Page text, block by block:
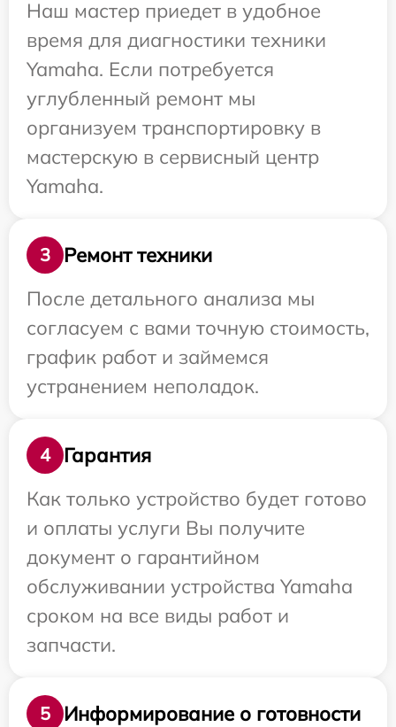
Наш мастер приедет в удобное
время для диагностики техники
Yamaha. Если потребуется
углубленный ремонт мы
организуем транспортировку в
мастерскую в сервисный центр
Yamaha.
3
Ремонт техники
После детального анализа мы
согласуем с вами точную стоимость,
график работ и займемся
устранением неполадок.
4
Гарантия
Как только устройство будет готово
и оплаты услуги Вы получите
документ о гарантийном
обслуживании устройства Yamaha
сроком на все виды работ и
запчасти.
5
Информирование о готовности